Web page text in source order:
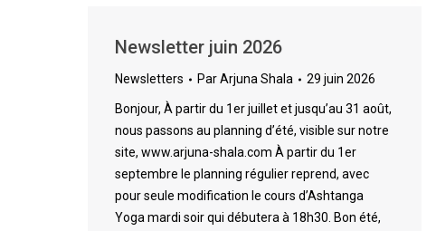
Newsletter juin 2026
Newsletters ParArjuna Shala 29 juin 2026
Bonjour, À partir du 1er juillet et jusqu’au 31 août,
nous passons au planning d’été, visible sur notre
site, www.arjuna-shala.com À partir du 1er
septembre le planning régulier reprend, avec
pour seule modification le cours d’Ashtanga
Yoga mardi soir qui débutera à 18h30. Bon été,